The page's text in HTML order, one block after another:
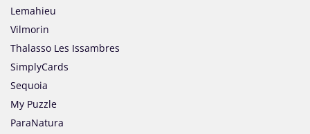
Lemahieu
Vilmorin
Thalasso Les Issambres
SimplyCards
Sequoia
My Puzzle
ParaNatura